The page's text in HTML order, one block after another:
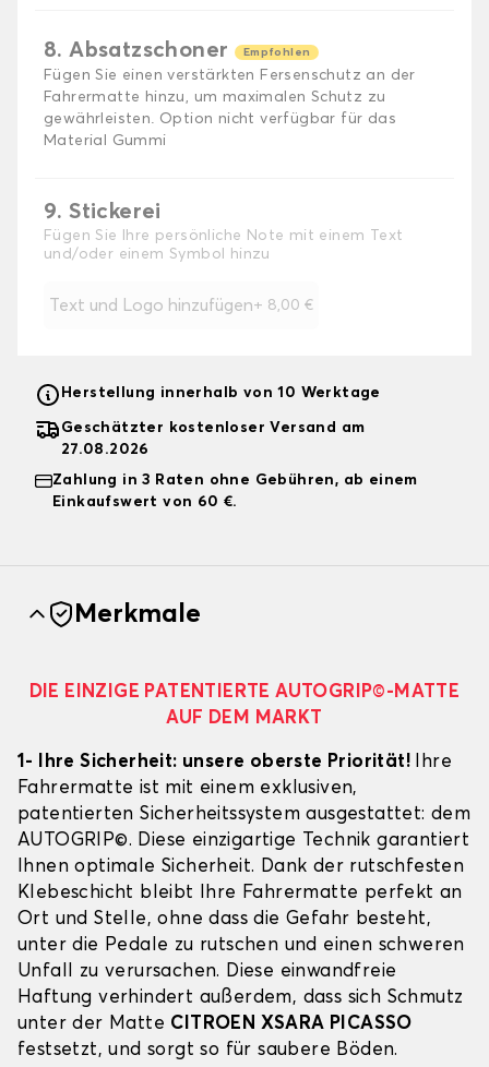
8. Absatzschoner Empfohlen
Fügen Sie einen verstärkten Fersenschutz an der
Fahrermatte hinzu, um maximalen Schutz zu
gewährleisten. Option nicht verfügbar für das
Material Gummi
9. Stickerei
Fügen Sie Ihre persönliche Note mit einem Text
und/oder einem Symbol hinzu
Text und Logo hinzufügen+ 8,00 €
Herstellung innerhalb von 10 Werktage
Geschätzter kostenloser Versand am
27.08.2026
Zahlung in 3 Raten ohne Gebühren, ab einem
Einkaufswert von 60 €.
Merkmale
DIE EINZIGE PATENTIERTE AUTOGRIP©-MATTE
AUF DEM MARKT
1- Ihre Sicherheit: unsere oberste Priorität! Ihre
Fahrermatte ist mit einem exklusiven,
patentierten Sicherheitssystem ausgestattet: dem
AUTOGRIP©. Diese einzigartige Technik garantiert
Ihnen optimale Sicherheit. Dank der rutschfesten
Klebeschicht bleibt Ihre Fahrermatte perfekt an
Ort und Stelle, ohne dass die Gefahr besteht,
unter die Pedale zu rutschen und einen schweren
Unfall zu verursachen. Diese einwandfreie
Haftung verhindert außerdem, dass sich Schmutz
unter der Matte CITROEN XSARA PICASSO
festsetzt, und sorgt so für saubere Böden.